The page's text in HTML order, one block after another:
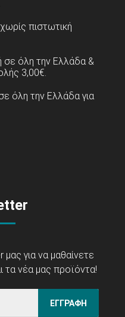
πιστωτική
όλη την Ελλάδα &
3,00€.
όλη την Ελλάδα για
για να μαθαίνετε
τα νέα μας προϊόντα!
ΕΓΓΡΑΦΗ